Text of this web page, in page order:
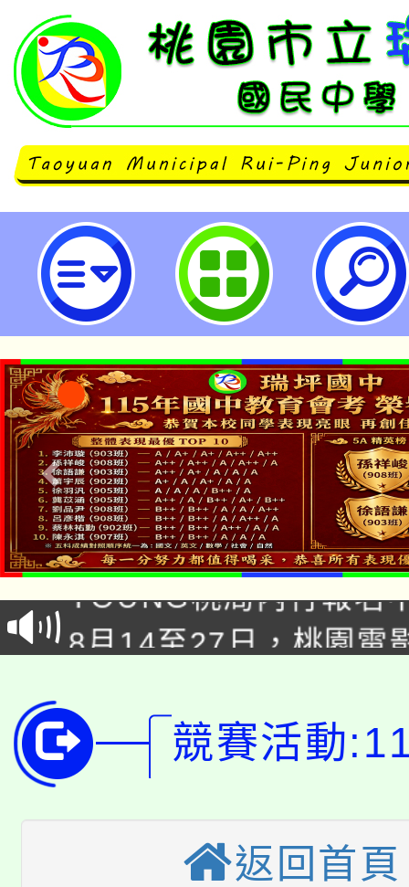
112學年度八年級品格教育融入熱
「本色祭」8/29、30在
場熱烈登場!
8/21下午1時於龍潭區
徵才活動。
YOUNG桃局內行報名
局官網。
8月14至27日，桃園電
田徑場及游泳池舉行。
桃園市低收入戶享有免
視費優惠，中低收入戶
半價優惠，詳情可洽有
大園自造教育及科技中
份教師增能研習
大溪自造教育及科技中
份教師研習
淨零綠生活教案入校路
競賽活動
返回首頁